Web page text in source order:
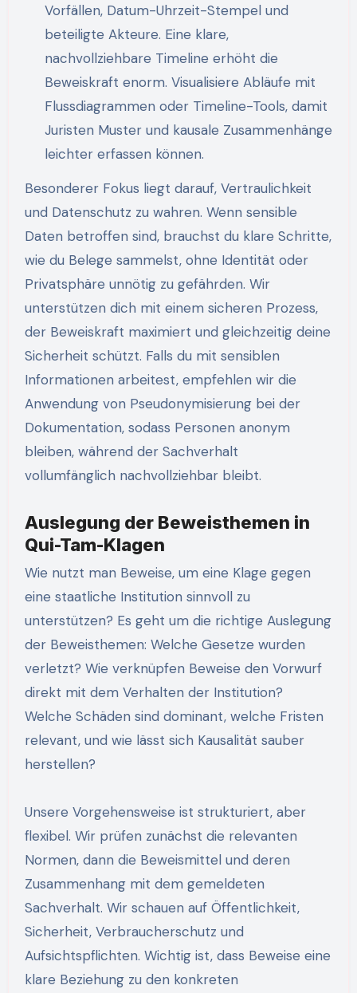
Vorfällen, Datum-Uhrzeit-Stempel und
beteiligte Akteure. Eine klare,
nachvollziehbare Timeline erhöht die
Beweiskraft enorm. Visualisiere Abläufe mit
Flussdiagrammen oder Timeline-Tools, damit
Juristen Muster und kausale Zusammenhänge
leichter erfassen können.
Besonderer Fokus liegt darauf, Vertraulichkeit
und Datenschutz zu wahren. Wenn sensible
Daten betroffen sind, brauchst du klare Schritte,
wie du Belege sammelst, ohne Identität oder
Privatsphäre unnötig zu gefährden. Wir
unterstützen dich mit einem sicheren Prozess,
der Beweiskraft maximiert und gleichzeitig deine
Sicherheit schützt. Falls du mit sensiblen
Informationen arbeitest, empfehlen wir die
Anwendung von Pseudonymisierung bei der
Dokumentation, sodass Personen anonym
bleiben, während der Sachverhalt
vollumfänglich nachvollziehbar bleibt.
Auslegung der Beweisthemen in
Qui-Tam-Klagen
Wie nutzt man Beweise, um eine Klage gegen
eine staatliche Institution sinnvoll zu
unterstützen? Es geht um die richtige Auslegung
der Beweisthemen: Welche Gesetze wurden
verletzt? Wie verknüpfen Beweise den Vorwurf
direkt mit dem Verhalten der Institution?
Welche Schäden sind dominant, welche Fristen
relevant, und wie lässt sich Kausalität sauber
herstellen?
Unsere Vorgehensweise ist strukturiert, aber
flexibel. Wir prüfen zunächst die relevanten
Normen, dann die Beweismittel und deren
Zusammenhang mit dem gemeldeten
Sachverhalt. Wir schauen auf Öffentlichkeit,
Sicherheit, Verbraucherschutz und
Aufsichtspflichten. Wichtig ist, dass Beweise eine
klare Beziehung zu den konkreten